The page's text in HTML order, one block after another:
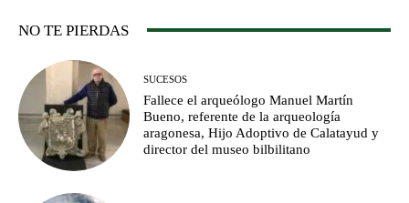
NO TE PIERDAS
SUCESOS
Fallece el arqueólogo Manuel Martín
Bueno, referente de la arqueología
aragonesa, Hijo Adoptivo de Calatayud y
director del museo bilbilitano